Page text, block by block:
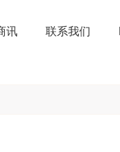
讯 联系我们